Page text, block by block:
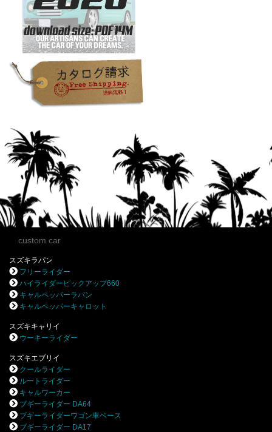
custom car
スズキラパン
フリーライダー
ハイライダーピックアップ660
キャルペッパーラパン
キャルペッパーキャロット
スズキキャリイ
ウーキーライダー
スズキエブリイ
クールライダー
ルートライダー
キャルワーカー
ブギーライダー DA64
ブギーライダーワゴン車ベース
ブギーライダー DA17